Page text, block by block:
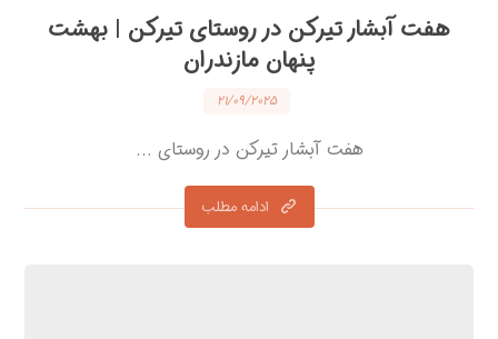
هفت آبشار تیرکن در روستای تیرکن | بهشت
پنهان مازندران
۲۱/۰۹/۲۰۲۵
هفت آبشار تیرکن در روستای ...
ادامه مطلب